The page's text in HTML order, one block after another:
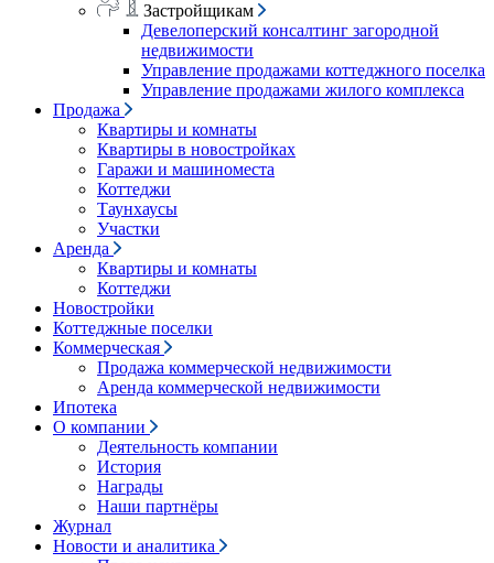
Застройщикам
Девелоперский консалтинг загородной
недвижимости
Управление продажами коттеджного поселка
Управление продажами жилого комплекса
Продажа
Квартиры и комнаты
Квартиры в новостройках
Гаражи и машиноместа
Коттеджи
Таунхаусы
Участки
Аренда
Квартиры и комнаты
Коттеджи
Новостройки
Коттеджные поселки
Коммерческая
Продажа коммерческой недвижимости
Аренда коммерческой недвижимости
Ипотека
О компании
Деятельность компании
История
Награды
Наши партнёры
Журнал
Новости и аналитика